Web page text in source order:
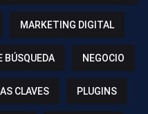
MARKETING DIGITAL
BÚSQUEDA NEGOCIO
CLAVES PLUGINS